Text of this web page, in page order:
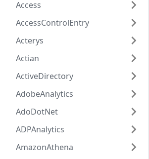
Access
AccessControlEntry
Acterys
Actian
ActiveDirectory
AdobeAnalytics
AdoDotNet
ADPAnalytics
AmazonAthena